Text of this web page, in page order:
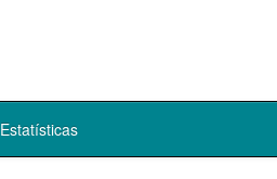
Estatísticas